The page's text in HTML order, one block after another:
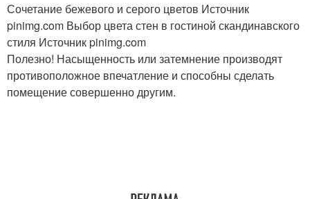
Сочетание бежевого и серого цветов Источник
pinimg.com Выбор цвета стен в гостиной скандинавского
стиля Источник pinimg.com
Полезно! Насыщенность или затемнение производят
противоположное впечатление и способны сделать
помещение совершенно другим.